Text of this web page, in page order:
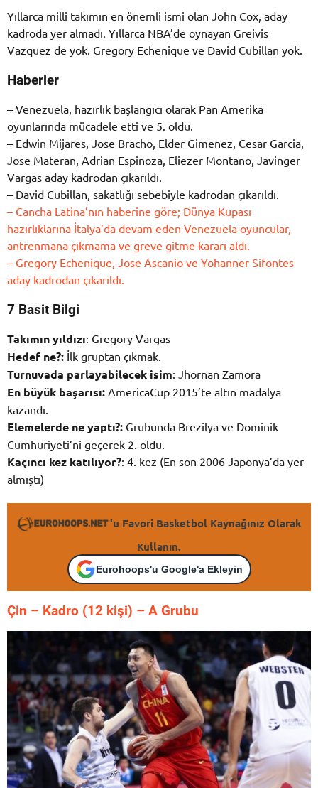
Yıllarca milli takımın en önemli ismi olan John Cox, aday
kadroda yer almadı. Yıllarca NBA’de oynayan Greivis
Vazquez de yok. Gregory Echenique ve David Cubillan yok.
Haberler
– Venezuela, hazırlık başlangıcı olarak Pan Amerika
oyunlarında mücadele etti ve 5. oldu.
– Edwin Mijares, Jose Bracho, Elder Gimenez, Cesar Garcia,
Jose Materan, Adrian Espinoza, Eliezer Montano, Javinger
Vargas aday kadrodan çıkarıldı.
– David Cubillan, sakatlığı sebebiyle kadrodan çıkarıldı.
– Cancha Latina’nın haberine göre; Dünya Kupası
hazırlıklarına İtalya’da devam eden Venezuela oyuncular,
antrenmana çıkmama ve greve gitme kararı aldı.
– Gregory Echenique, Jose Ascanio ve Yohanner Sifontes
aday kadrodan çıkarıldı.
7 Basit Bilgi
Takımın yıldızı: Gregory Vargas
Hedef ne?: İlk gruptan çıkmak.
Turnuvada parlayabilecek isim: Jhornan Zamora
En büyük başarısı: AmericaCup 2015’te altın madalya
kazandı.
Elemelerde ne yaptı?: Grubunda Brezilya ve Dominik
Cumhuriyeti’ni geçerek 2. oldu.
Kaçıncı kez katılıyor?: 4. kez (En son 2006 Japonya’da yer
almıştı)
'u Favori Basketbol Kaynağınız Olarak
Kullanın.
Eurohoops'u Google'a Ekleyin
Çin – Kadro (12 kişi) – A Grubu